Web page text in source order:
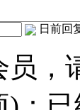
日前回
员，